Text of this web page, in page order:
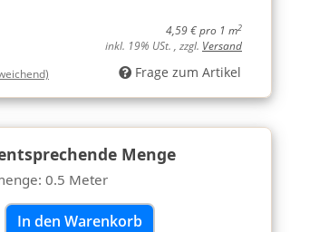
4,59 € pro 1 m2
inkl. 19% USt. , zzgl. Versand
Frage zum Artikel
Menge
0.5 Meter
In den Warenkorb